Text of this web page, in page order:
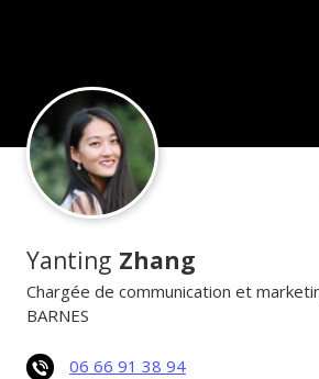
Yanting Zhang
Chargée de communication et
BARNES
06 66 91 38 94